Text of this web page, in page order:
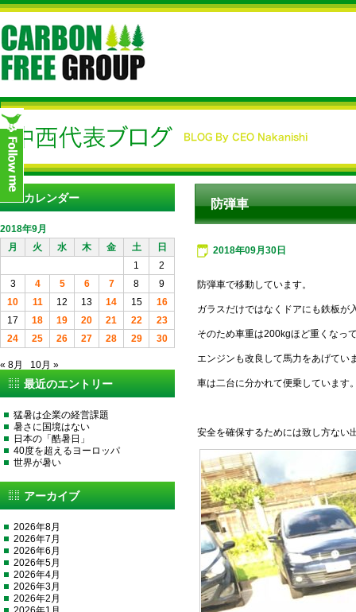
防弾車
2018年09月30日
防弾車で移動しています。
ガラスだけではなくドアにも鉄板が
そのため車重は200kgほど重くなっ
エンジンも改良して馬力をあげてい
車は二台に分かれて便乗しています
安全を確保するためには致し方ない
カレンダー
2018年9月
月
火 水 木 金 土
日
1
2
3
4 5 6 7 8
9
10
11 12 13 14 15
16
17
18 19 20 21 22
23
24
25 26 27 28 29 30
« 8月 10月 »
最近のエントリー
猛暑は企業の経営課題
暑さに国境はない
日本の「酷暑日」
40度を超えるヨーロッパ
世界が暑い
アーカイブ
2026年8月
2026年7月
2026年6月
2026年5月
2026年4月
2026年3月
2026年2月